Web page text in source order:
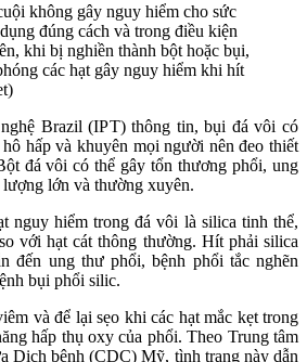
không gây nguy hiểm cho sức
đúng cách và trong điều kiện
khi bị nghiền thành bột hoặc bụi,
các hạt gây nguy hiểm khi hít
Brazil (IPT) thông tin, bụi đá vôi có
hấp và khuyên mọi người nên đeo thiết
đá vôi có thể gây tổn thương phổi, ung
lớn và thường xuyên.
nguy hiểm trong đá vôi là silica tinh thể,
với hạt cát thông thường. Hít phải silica
đến ung thư phổi, bệnh phổi tắc nghẽn
bụi phổi silic.
và để lại sẹo khi các hạt mắc kẹt trong
hấp thụ oxy của phổi. Theo Trung tâm
Dịch bệnh (CDC) Mỹ, tình trạng này dẫn